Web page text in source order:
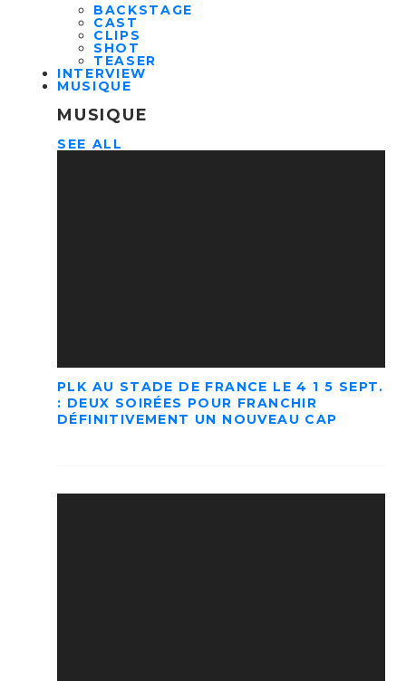
BACKSTAGE
CAST
CLIPS
SHOT
TEASER
INTERVIEW
MUSIQUE
MUSIQUE
SEE ALL
PLK AU STADE DE FRANCE LE 4 1 5 SEPT.
: DEUX SOIRÉES POUR FRANCHIR
DÉFINITIVEMENT UN NOUVEAU CAP